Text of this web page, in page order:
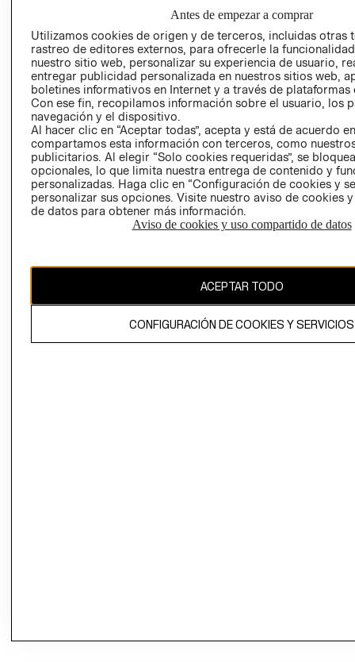
TRANSPARENCIA
Y ÉTICA (INGLÉS)
COMERCIO - SIC
PETICIONES
QUEJAS Y
RECLAMOS
Colombia ($)
CAMBIAR REGIÓN
propiedad de H&M Hennes & Mauritz AB.
Antes de empezar a comprar
Utilizamos cookies de origen y de terceros, incluidas otras
rastreo de editores externos, para ofrecerle la
nuestro sitio web, personalizar su experiencia de usuario,
entregar publicidad personalizada en nuestros sitios web,
boletines informativos en Internet y a través de plataformas
Con ese fin, recopilamos información sobre el usuario, los
navegación y el dispositivo.
Al hacer clic en “Aceptar todas”, acepta y está de acuerdo
compartamos esta información con terceros, como
publicitarios. Al elegir “Solo cookies requeridas”, se
opcionales, lo que limita nuestra entrega de contenido y
personalizadas. Haga clic en “Configuración de cookies y
personalizar sus opciones. Visite nuestro aviso de cookies
de datos para obtener más información.
Aviso de cookies y uso compartido de datos
ACEPTAR TODO
CONFIGURACIÓN DE COOKIES Y SERVICIOS